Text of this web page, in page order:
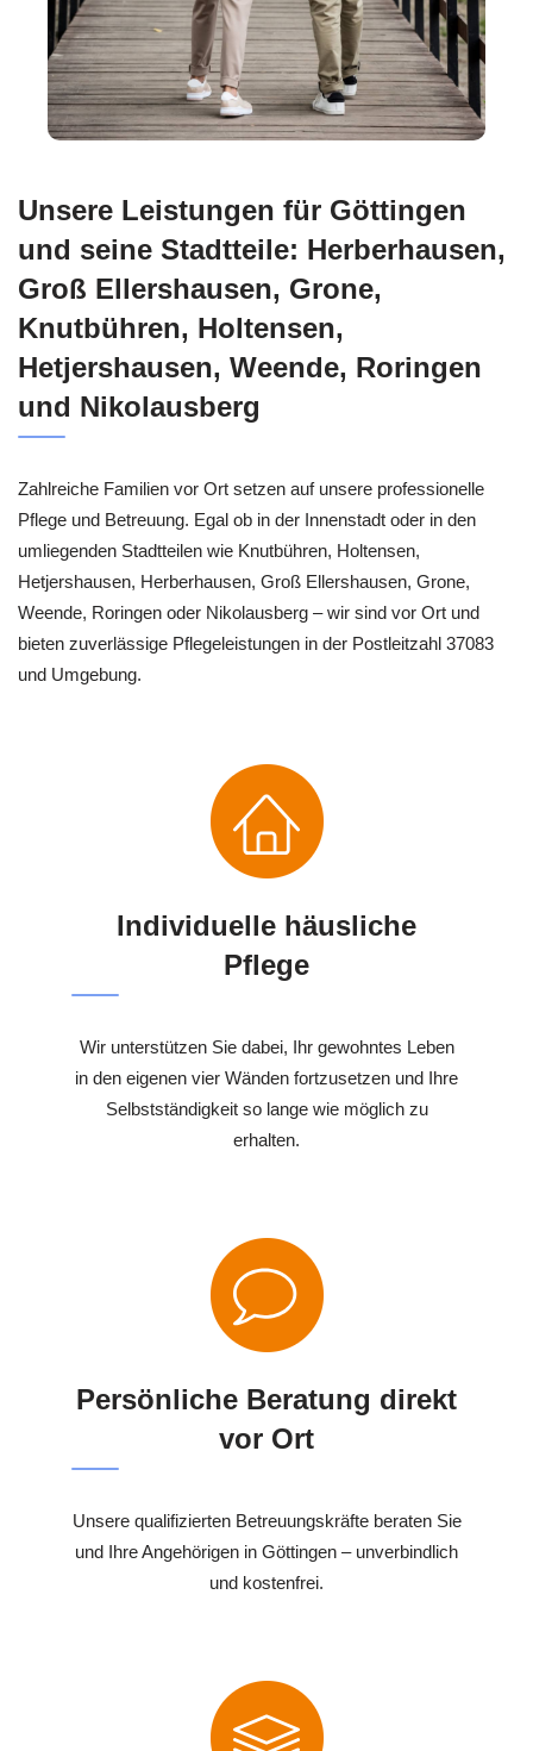
Unsere Leistungen für Göttingen
und seine Stadtteile: Herberhausen,
Groß Ellershausen, Grone,
Knutbühren, Holtensen,
Hetjershausen, Weende, Roringen
und Nikolausberg
Zahlreiche Familien vor Ort setzen auf unsere professionelle
Pflege und Betreuung. Egal ob in der Innenstadt oder in den
umliegenden Stadtteilen wie Knutbühren, Holtensen,
Hetjershausen, Herberhausen, Groß Ellershausen, Grone,
Weende, Roringen oder Nikolausberg – wir sind vor Ort und
bieten zuverlässige Pflegeleistungen in der Postleitzahl 37083
und Umgebung.
Individuelle häusliche
Pflege
Wir unterstützen Sie dabei, Ihr gewohntes Leben
in den eigenen vier Wänden fortzusetzen und Ihre
Selbstständigkeit so lange wie möglich zu
erhalten.
Persönliche Beratung direkt
vor Ort
Unsere qualifizierten Betreuungskräfte beraten Sie
und Ihre Angehörigen in Göttingen – unverbindlich
und kostenfrei.